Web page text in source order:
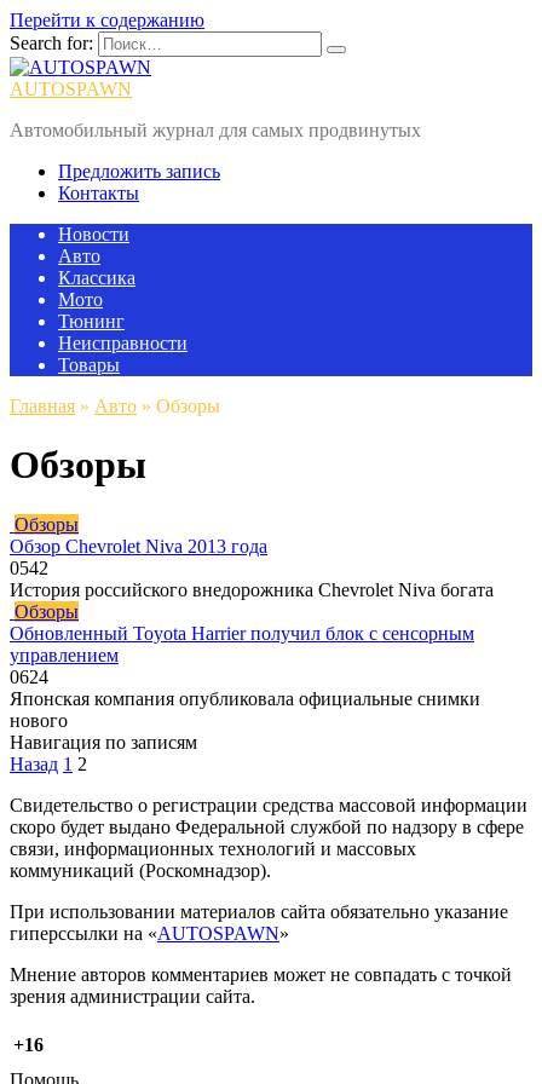
Перейти к содержанию
Search for:
AUTOSPAWN
Автомобильный журнал для самых продвинутых
Предложить запись
Контакты
Новости
Авто
Классика
Мото
Тюнинг
Неисправности
Товары
Главная » Авто » Обзоры
Обзоры
Обзоры
Обзор Chevrolet Niva 2013 года
0542
История российского внедорожника Chevrolet Niva богата
Обзоры
Обновленный Toyota Harrier получил блок с сенсорным
управлением
0624
Японская компания опубликовала официальные снимки
нового
Навигация по записям
Назад 1 2
Свидетельство о регистрации средства массовой информации
скоро будет выдано Федеральной службой по надзору в сфере
связи, информационных технологий и массовых
коммуникаций (Роскомнадзор).
При использовании материалов сайта обязательно указание
гиперссылки на «AUTOSPAWN»
Мнение авторов комментариев может не совпадать с точкой
зрения администрации сайта.
+16
Помощь